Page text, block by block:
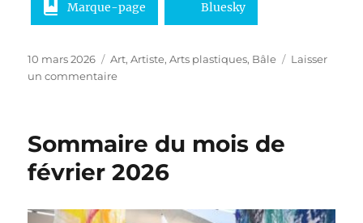
Marque-page Bluesky
Publié
le
10 mars 2026 Catégories
Art,Artiste,Arts plastiques, Bâle
Laisser
un commentairesur
Logic »
Sommaire du mois de
février 2026